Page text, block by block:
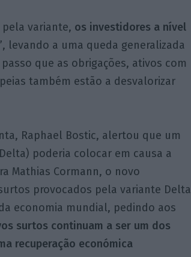
variante, os investidores a nível
, levando a uma queda generalizada
que as obrigações, ativos com
também estão a desvalorizar
Raphael Bostic, alertou que um
poderia colocar em causa a
Mathias Cormann, o novo
provocados pela variante Delta
economia mundial, pedindo aos
surtos continuam a ser um dos
recuperação económica